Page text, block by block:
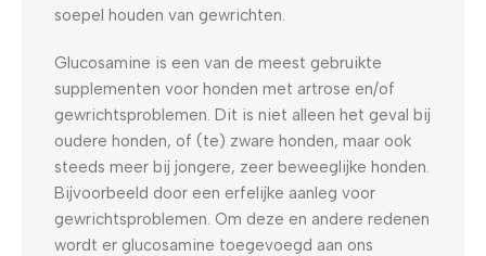
soepel houden van gewrichten.
Glucosamine is een van de meest gebruikte
supplementen voor honden met artrose en/of
gewrichtsproblemen. Dit is niet alleen het geval bij
oudere honden, of (te) zware honden, maar ook
steeds meer bij jongere, zeer beweeglijke honden.
Bijvoorbeeld door een erfelijke aanleg voor
gewrichtsproblemen. Om deze en andere redenen
wordt er glucosamine toegevoegd aan ons